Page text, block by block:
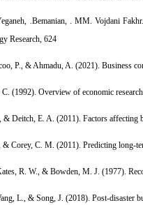
.Bemanian, . MM. Vojdani
Research, 624
P., & Ahmadu, A. (2021). Business
(1992). Overview of economic
Deitch, E. A. (2011). Factors affecting
Corey, C. M. (2011). Predicting
R. W., & Bowden, M. J. (1977).
L., & Song, J. (2018). Post-disaster